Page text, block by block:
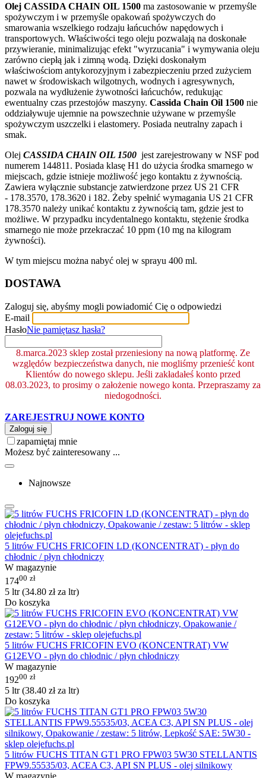
Olej CASSIDA CHAIN OIL 1500 ma zastosowanie w przemyśle
spożywczym i w przemyśle opakowań spożywczych do
smarowania wszelkiego rodzaju łańcuchów napędowych i
transportowych. Właściwości tego oleju pozwalają na doskonałe
przywieranie, minimalizując efekt "wyrzucania" i wymywania oleju
zarówno ciepłą jak i zimną wodą. Dzięki doskonałym
właściwościom antykorozyjnym i zabezpieczeniu przed zużyciem
nawet w środowiskach wilgotnych, wodnych i agresywnych,
pozwala na wydłużenie żywotności łańcuchów, redukując
ewentualny czas przestojów maszyny. Cassida Chain Oil 1500 nie
oddziaływuje ujemnie na powszechnie używane w przemyśle
spożywczym uszczelki i elastomery. Posiada neutralny zapach i
smak.
Olej CASSIDA CHAIN OIL 1500 jest zarejestrowany w NSF pod
numerem 144811. Posiada klasę H1 do użycia środka smarnego w
miejscach, gdzie istnieje możliwość jego kontaktu z żywnością.
Zawiera wyłącznie substancje zatwierdzone przez US 21 CFR
- 178.3570, 178.3620 i 182. Żeby spełnić wymagania US 21 CFR
178.3570 należy unikać kontaktu z żywnością tam, gdzie jest to
możliwe. W przypadku incydentalnego kontaktu, stężenie środka
smarnego nie może przekraczać 10 ppm (10 mg na kilogram
żywności).
W tym miejscu można nabyć olej w sprayu 400 ml.
DOSTAWA
Zaloguj się, abyśmy mogli powiadomić Cię o odpowiedzi
E-mail
HasłoNie pamiętasz hasła?
8.marca.2023 sklep został przeniesiony na nową platformę. Ze
względów bezpieczeństwa danych, nie mogliśmy przenieść kont
Klientów do nowego sklepu. Jeśli zakładałeś konto przed
08.03.2023, to prosimy o założenie nowego konta. Przepraszamy za
niedogodności.
ZAREJESTRUJ NOWE KONTO
Zaloguj się
zapamiętaj mnie
Możesz być zainteresowany ...
Najnowsze
5 litrów FUCHS FRICOFIN LD (KONCENTRAT) - płyn do
chłodnic / płyn chłodniczy
W magazynie
17400 zł
5 ltr (34.80 złza ltr)
Do koszyka
5 litrów FUCHS FRICOFIN EVO (KONCENTRAT) VW
G12EVO - płyn do chłodnic / płyn chłodniczy
W magazynie
19200 zł
5 ltr (38.40 złza ltr)
Do koszyka
5 litrów FUCHS TITAN GT1 PRO FPW03 5W30 STELLANTIS
FPW9.55535/03, ACEA C3, API SN PLUS - olej silnikowy
W magazynie